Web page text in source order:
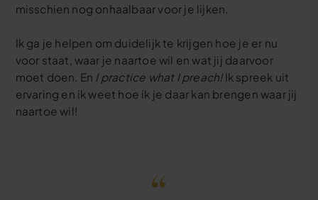
misschien nog onhaalbaar voor je lijken.
Ik ga je helpen om duidelijk te krijgen hoe je er nu
voor staat, waar je naartoe wil en wat jij daarvoor
moet doen. En I practice what I preach! Ik spreek uit
ervaring en ik weet hoe ik je daar kan brengen waar jij
naartoe wil!